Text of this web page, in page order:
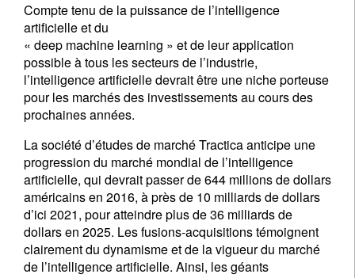
Compte tenu de la puissance de l’intelligence
artificielle et du
« deep machine learning » et de leur application
possible à tous les secteurs de l’industrie,
l’intelligence artificielle devrait être une niche porteuse
pour les marchés des investissements au cours des
prochaines années.
La société d’études de marché Tractica anticipe une
progression du marché mondial de l’intelligence
artificielle, qui devrait passer de 644 millions de dollars
américains en 2016, à près de 10 milliards de dollars
d’ici 2021, pour atteindre plus de 36 milliards de
dollars en 2025. Les fusions-acquisitions témoignent
clairement du dynamisme et de la vigueur du marché
de l’intelligence artificielle. Ainsi, les géants